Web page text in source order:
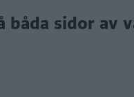
sidor av